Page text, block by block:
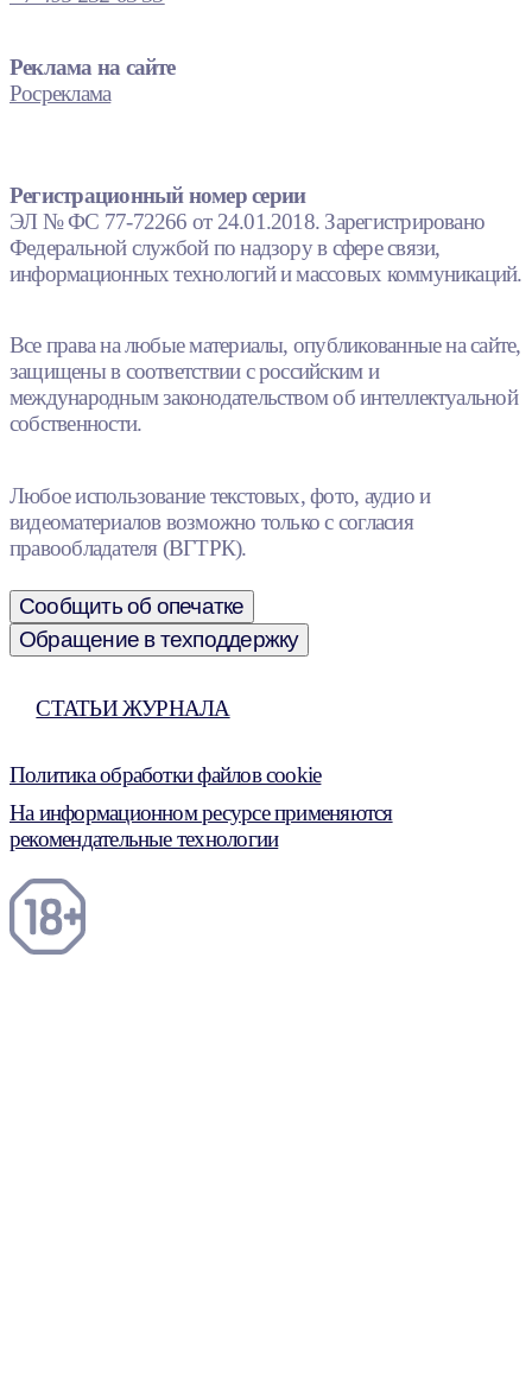
Реклама на сайте
Росреклама
Регистрационный номер серии
ЭЛ № ФС 77-72266 от 24.01.2018. Зарегистрировано
Федеральной службой по надзору в сфере связи,
информационных технологий и массовых коммуникаций.
Все права на любые материалы, опубликованные на сайте,
защищены в соответствии с российским и
международным законодательством об интеллектуальной
собственности.
Любое использование текстовых, фото, аудио и
видеоматериалов возможно только с согласия
правообладателя (ВГТРК).
Сообщить об опечатке
Обращение в техподдержку
СТАТЬИ ЖУРНАЛА
Политика обработки файлов cookie
На информационном ресурсе применяются
рекомендательные технологии